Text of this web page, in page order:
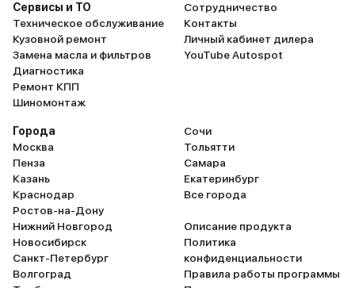
Сервисы и ТО
Техническое обслуживание
Кузовной ремонт
Замена масла и фильтров
Диагностика
Ремонт КПП
Шиномонтаж
Сотрудничество
Контакты
Личный кабинет дилера
YouTube Autospot
Города
Москва
Пенза
Казань
Краснодар
Ростов-на-Дону
Нижний Новгород
Новосибирск
Санкт-Петербург
Волгоград
Сочи
Тольятти
Самара
Екатеринбург
Все города
Описание продукта
Политика
конфиденциальности
Правила работы программы